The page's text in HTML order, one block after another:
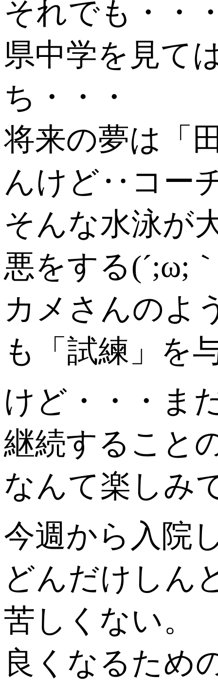
それでも・・
県中学を見て
ち・・・
将来の夢は「
んけど‥コー
そんな水泳が
悪をする(´;ω;
カメさんのよ
も「試練」を
けど・・・ま
継続すること
なんて楽しみ
今週から入院
どんだけしん
苦しくない。
良くなるため